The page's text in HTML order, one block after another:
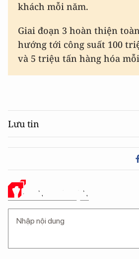
khách mỗi năm.
Giai đoạn 3 hoàn thiện
hướng tới công suất 100
và 5 triệu tấn hàng hóa
Lưu tin
Ý KIẾN CỦA BẠN